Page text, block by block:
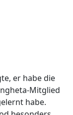
er habe die
Mitglied
habe.